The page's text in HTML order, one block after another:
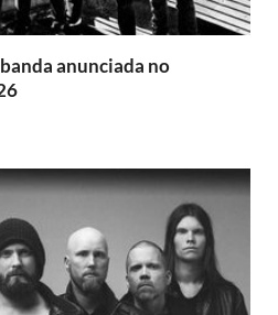
anunciada no